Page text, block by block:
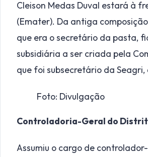
Cleison Medas Duval estará à
(Emater). Da antiga
que era o secretário da pasta,
subsidiária a ser criada pela
que foi subsecretário da
Foto: Divulgação
Controladoria-Geral do
Assumiu o cargo de